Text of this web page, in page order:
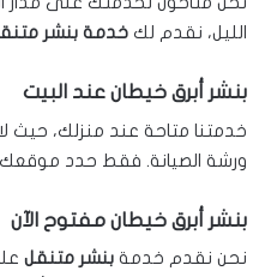
الليل، نقدم لك خدمة بنشر
بنشر أبرق خيطان عند البيت
خدمتنا متاحة عند منزلك، حيث
ورشة الصيانة. فقط حدد
بنشر أبرق خيطان مفتوح الآن
نحن نقدم خدمة بنشر متنقل